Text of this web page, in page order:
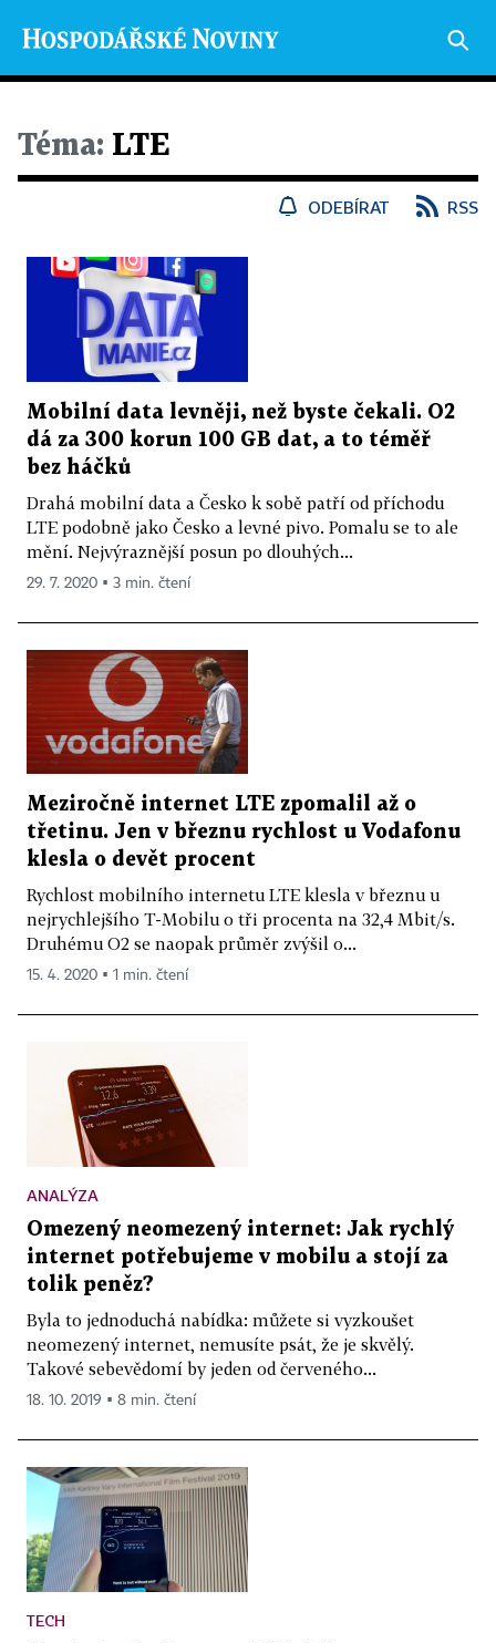
Téma: LTE
ODEBÍRAT RSS
Mobilní data levněji, než byste čekali. O2
dá za 300 korun 100 GB dat, a to téměř
bez háčků
Drahá mobilní data a Česko k sobě patří od příchodu
LTE podobně jako Česko a levné pivo. Pomalu se to ale
mění. Nejvýraznější posun po dlouhých...
29. 7. 2020 ▪ 3 min. čtení
Meziročně internet LTE zpomalil až o
třetinu. Jen v březnu rychlost u Vodafonu
klesla o devět procent
Rychlost mobilního internetu LTE klesla v březnu u
nejrychlejšího T-Mobilu o tři procenta na 32,4 Mbit/s.
Druhému O2 se naopak průměr zvýšil o...
15. 4. 2020 ▪ 1 min. čtení
ANALÝZA
Omezený neomezený internet: Jak rychlý
internet potřebujeme v mobilu a stojí za
tolik peněz?
Byla to jednoduchá nabídka: můžete si vyzkoušet
neomezený internet, nemusíte psát, že je skvělý.
Takové sebevědomí by jeden od červeného...
18. 10. 2019 ▪ 8 min. čtení
TECH